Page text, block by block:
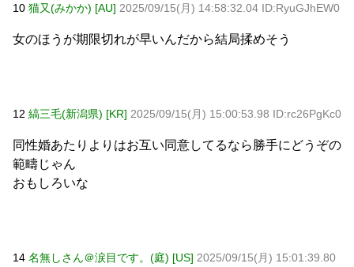
10 猫又(みかか) [AU] 2025/09/15(月) 14:58:32.04 ID:RyuGJhEW0
女のほうが期限切れが早いんだから結局揉めそう
12 縞三毛(新潟県) [KR] 2025/09/15(月) 15:00:53.98 ID:rc26PgKc0
同性婚あたりよりはお互い同意してるなら勝手にどうぞの
範疇じゃん
おもしろいな
14 名無しさん＠涙目です。(庭) [US] 2025/09/15(月) 15:01:39.80